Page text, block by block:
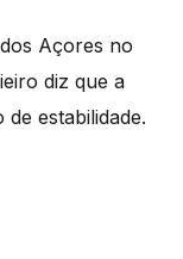
Açores no
diz que a
estabilidade.